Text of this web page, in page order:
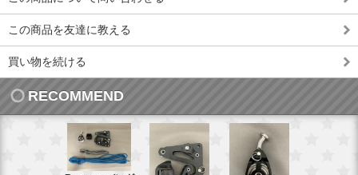
この商品を友達に教える
買い物を続ける
RECOMMEND